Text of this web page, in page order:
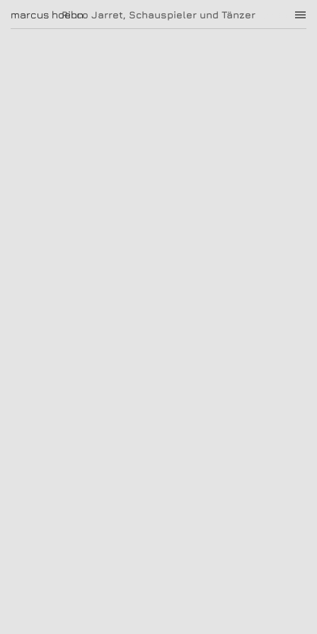
Ricco Jarret, Schauspieler und Tänzer
marcus hoehn marcus hoehn
|